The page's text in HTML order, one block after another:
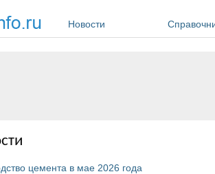
Новости
цемента в мае 2026 года